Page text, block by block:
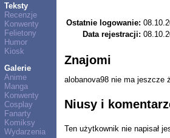
Teksty
Recenzje
Konwenty
Felietony
Humor
Kiosk
Galerie
Anime
Manga
Konwenty
Cosplay
Fanarty
Komiksy
Wydarzenia
Ostatnie logowanie:
Data rejestracji:
Znajomi
alobanova98 nie ma jeszcze
Niusy i
Ten użytkownik nie napisał